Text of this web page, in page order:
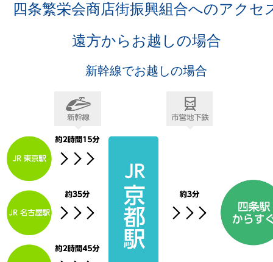
四条繁栄会商店街振興組合へのアクセ
遠方からお越しの場合
新幹線でお越しの場合